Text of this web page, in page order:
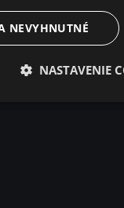
NEVYHNUTNÉ
NASTAVENIE